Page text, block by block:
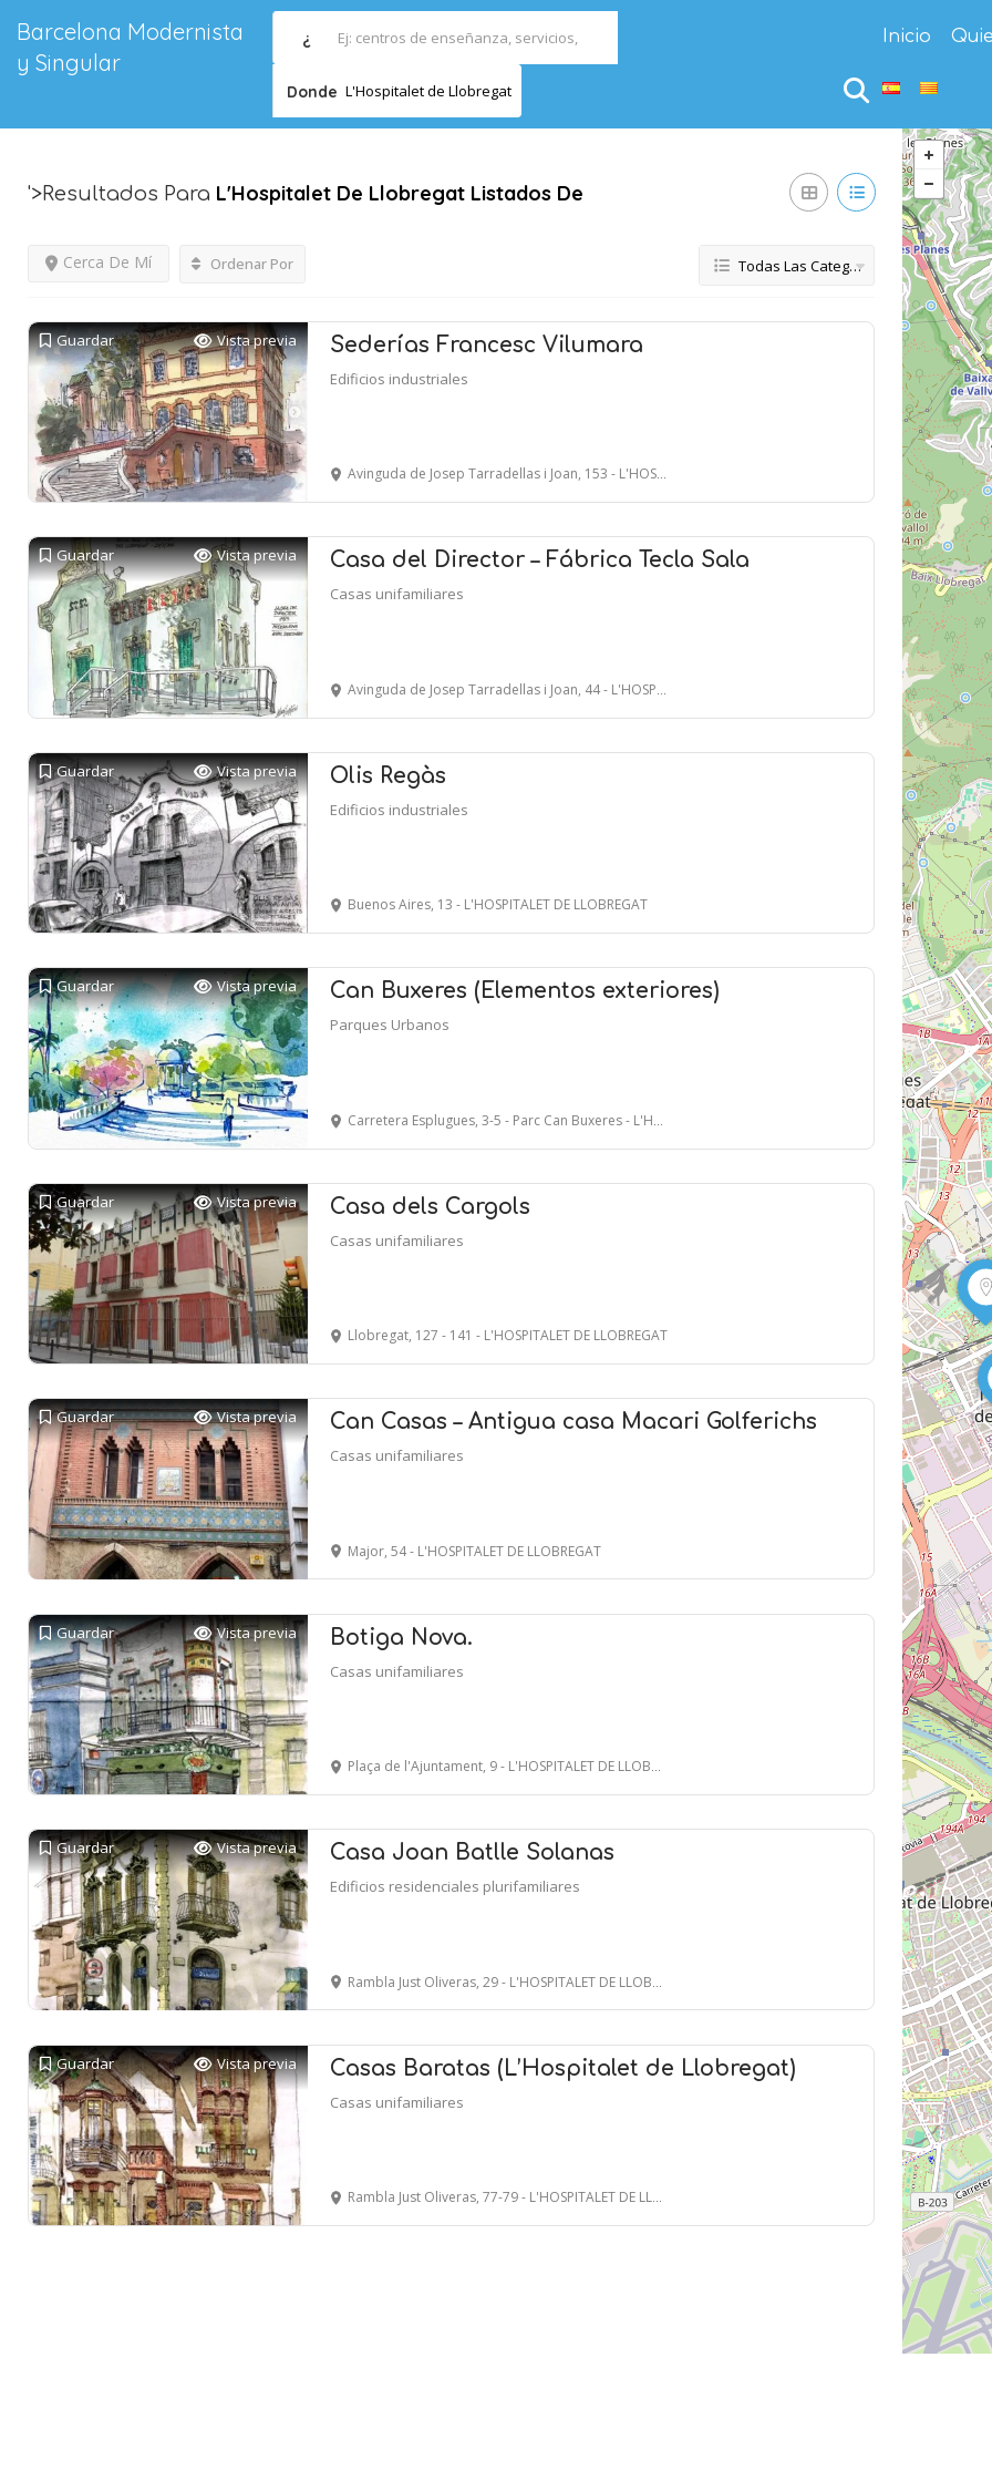
Barcelona Modernista
y Singular
¿
Donde L'Hospitalet de Llobregat
Inicio
'>Resultados Para L'Hospitalet De Llobregat Listados De
Cerca De Mí Ordenar Por Todas Las Categorías
Guardar Vista previa Sederías Francesc Vilumara
Edificios industriales
Avinguda de Josep Tarradellas i Joan, 153 - L'HOSPITALET DE LLOBREGAT
Guardar Vista previa Casa del Director – Fábrica Tecla Sala
Casas unifamiliares
Avinguda de Josep Tarradellas i Joan, 44 - L'HOSPITALET DE LLOBREGAT
Guardar Vista previa Olis Regàs
Edificios industriales
Buenos Aires, 13 - L'HOSPITALET DE LLOBREGAT
Guardar Vista previa Can Buxeres (Elementos exteriores)
Parques Urbanos
Carretera Esplugues, 3-5 - Parc Can Buxeres - L'HOSPITALET DE LLOBREGAT
Guardar Vista previa Casa dels Cargols
Casas unifamiliares
Llobregat, 127 - 141 - L'HOSPITALET DE LLOBREGAT
Guardar Vista previa Can Casas – Antigua casa Macari Golferichs
Casas unifamiliares
Major, 54 - L'HOSPITALET DE LLOBREGAT
Guardar Vista previa Botiga Nova.
Casas unifamiliares
Plaça de l'Ajuntament, 9 - L'HOSPITALET DE LLOBREGAT
Guardar Vista previa Casa Joan Batlle Solanas
Edificios residenciales plurifamiliares
Rambla Just Oliveras, 29 - L'HOSPITALET DE LLOBREGAT
Guardar Vista previa Casas Baratas (L’Hospitalet de Llobregat)
Casas unifamiliares
Rambla Just Oliveras, 77-79 - L'HOSPITALET DE LLOBREGAT